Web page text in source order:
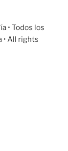
• Todos los
• All rights